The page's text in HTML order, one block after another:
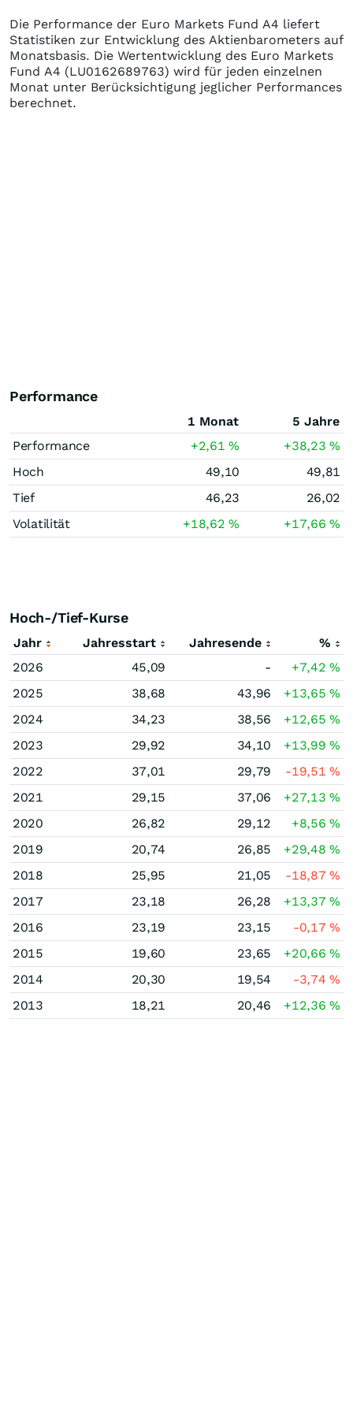
Die Performance der Euro Markets Fund A4 liefert
Statistiken zur Entwicklung des Aktienbarometers auf
Monatsbasis. Die Wertentwicklung des Euro Markets
Fund A4 (LU0162689763) wird für jeden einzelnen
Monat unter Berücksichtigung jeglicher Performances
berechnet.
Performance
1 Monat
5 Jahre
Performance
+2,61% +38,23%
Hoch
49,10
49,81
Tief
46,23
26,02
Volatilität
+18,62% +17,66%
Hoch-/Tief-Kurse
Jahr Jahresstart Jahresende
%
2026
45,09 - +7,42%
2025
38,68 43,96 +13,65%
2024
34,23 38,56 +12,65%
2023
29,92 34,10 +13,99%
2022
37,01 29,79 -19,51%
2021
29,15 37,06 +27,13%
2020
26,82 29,12 +8,56%
2019
20,74 26,85 +29,48%
2018
25,95 21,05 -18,87%
2017
23,18 26,28 +13,37%
2016
23,19 23,15 -0,17%
2015
19,60 23,65 +20,66%
2014
20,30 19,54 -3,74%
2013
18,21 20,46 +12,36%